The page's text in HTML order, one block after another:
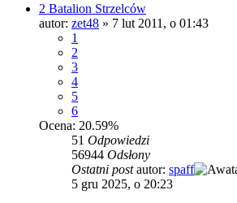
2 Batalion Strzelców
autor: zet48 » 7 lut 2011, o 01:43
1
2
3
4
5
6
Ocena: 20.59%
51 Odpowiedzi
56944 Odsłony
Ostatni postautor: spaff
5 gru 2025, o 20:23